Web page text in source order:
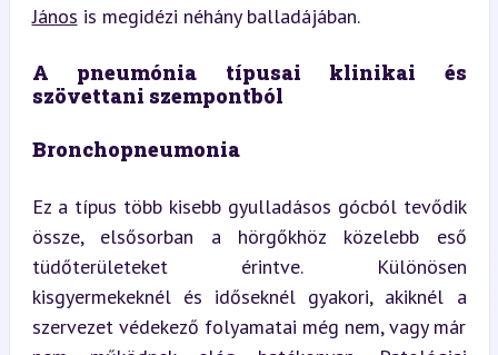
János is megidézi néhány balladájában.
A pneumónia típusai klinikai és
szövettani szempontból
Bronchopneumonia
Ez a típus több kisebb gyulladásos gócból tevődik
össze, elsősorban a hörgőkhöz közelebb eső
tüdőterületeket érintve. Különösen
kisgyermekeknél és időseknél gyakori, akiknél a
szervezet védekező folyamatai még nem, vagy már